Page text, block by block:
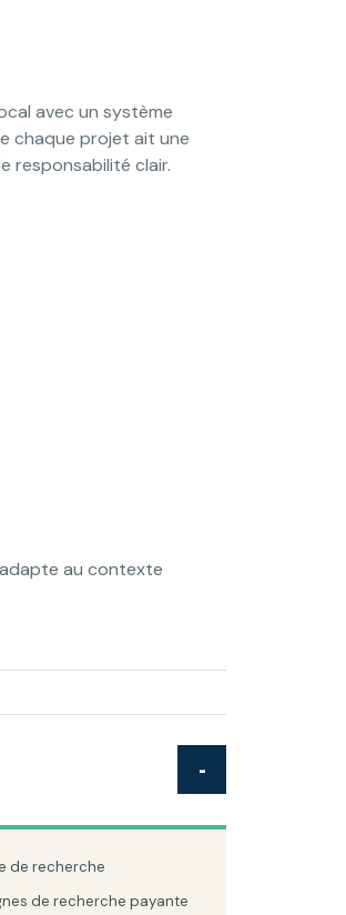
avec un système
chaque projet ait une
responsabilité clair.
au contexte
de recherche
de recherche payante